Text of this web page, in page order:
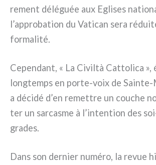
re­ment délé­guée aux Eglises
l’approbation du Vatican sera
for­ma­li­té.
Cependant, « La Civiltà Cattolica »,
long­temps en porte-voix de
a déci­dé d’en remet­tre un cou­che
ter un sar­ca­sme à l’intention des
gra­des.
Dans son der­nier numé­ro, la revue